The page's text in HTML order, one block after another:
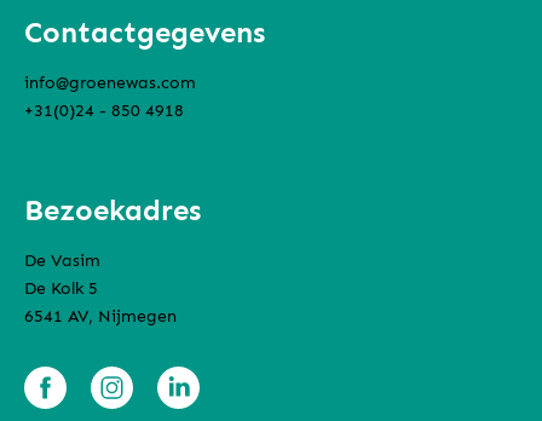
Contactgegevens
info@groenewas.com
+31(0)24 - 850 4918
Bezoekadres
De Vasim
De Kolk 5
6541 AV, Nijmegen